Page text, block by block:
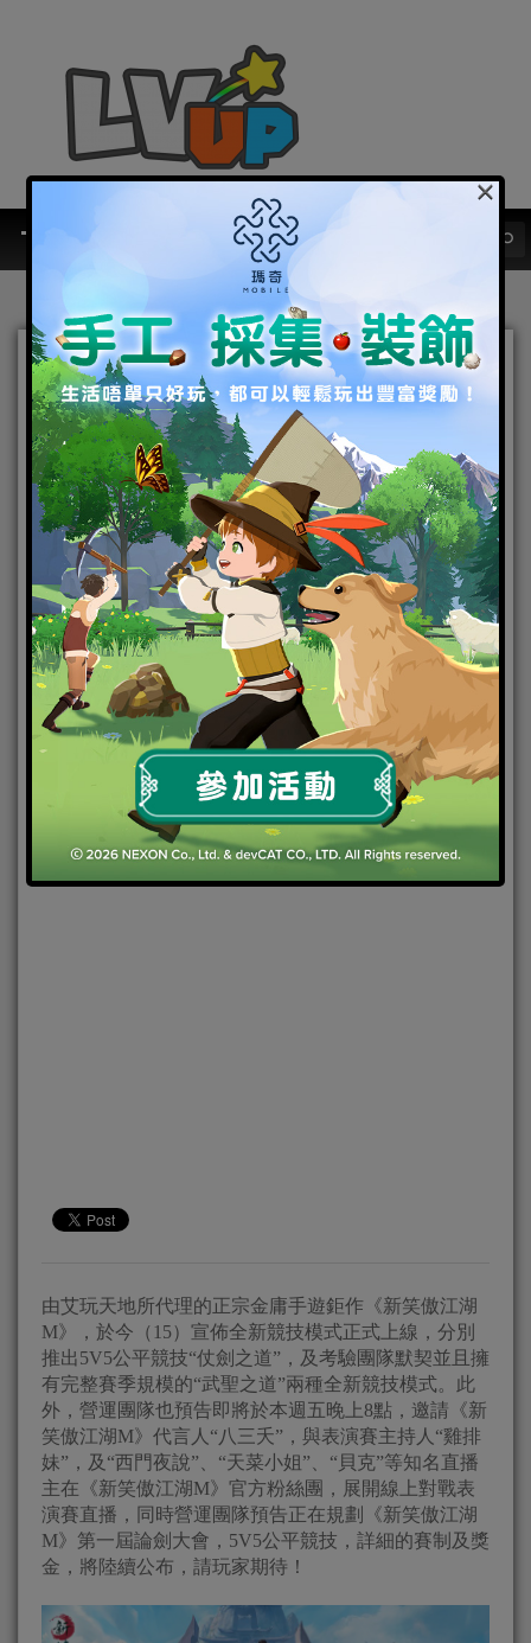
決戰江湖之巔！《新笑傲江
湖M》5V5公平競技正式開
戰！同步預告7/17“八三
夭”攜手臺港澳知名直播主帶
來精彩對決！
2020-07-16|Android,IOS,手機遊戲 ,焦點新聞
新笑傲江
湖M
由艾玩天地所代理的正宗金庸手遊鉅作《新笑傲江湖
M》，於今（ 1 5）宣佈全新競技模式正式上線， 分別
推出5V5公平競技“仗劍之道”，及考驗團隊默契並且擁
有完整賽季規模的“武聖之道”兩種全新競技模式。此
外，營運團隊也預告即將於本週五晚上8點， 邀請《新
笑傲江湖M》代言人“八三夭”，與表演賽主持人“雞排
妹”，及“西門夜說”、“天菜小姐”、“貝克”等知名直播
主在《新笑傲江湖M》官方粉絲團， 展開線上對戰表
演賽直播，同時營運團隊預告正在規劃《新笑傲江湖
M》第一屆論劍大會， 5V5公平競技，詳細的賽制及獎
金， 將陸續公布，請玩家期待！
×